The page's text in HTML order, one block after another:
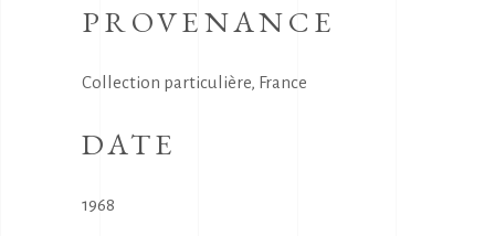
PROVENANCE
Collection particulière, France
DATE
1968